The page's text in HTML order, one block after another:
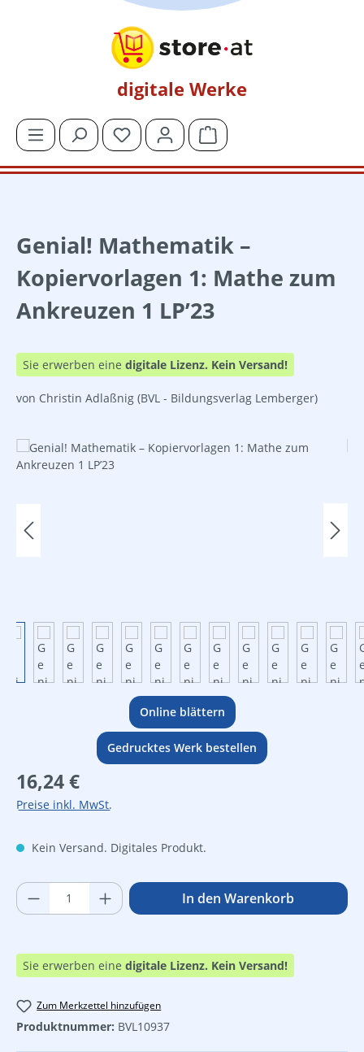
digitale Werke
Du hast 0 Produkte auf dem Merkzettel
Warenkorb enthält 0
Genial! Mathematik –
Kopiervorlagen 1: Mathe zum
Ankreuzen 1 LP’23
Sie erwerben eine digitale Lizenz. Kein Versand!
von Christin Adlaßnig (BVL - Bildungsverlag Lemberger)
Bildergalerie überspringen
Online blättern
Gedrucktes Werk bestellen
Regulärer Preis:
16,24 €
Preise inkl. MwSt.
Kein Versand. Digitales Produkt.
Produkt Anzahl: Gib den gewünschten
In den Warenkorb
Sie erwerben eine digitale Lizenz. Kein Versand!
Zum Merkzettel hinzufügen
Produktnummer: BVL10937